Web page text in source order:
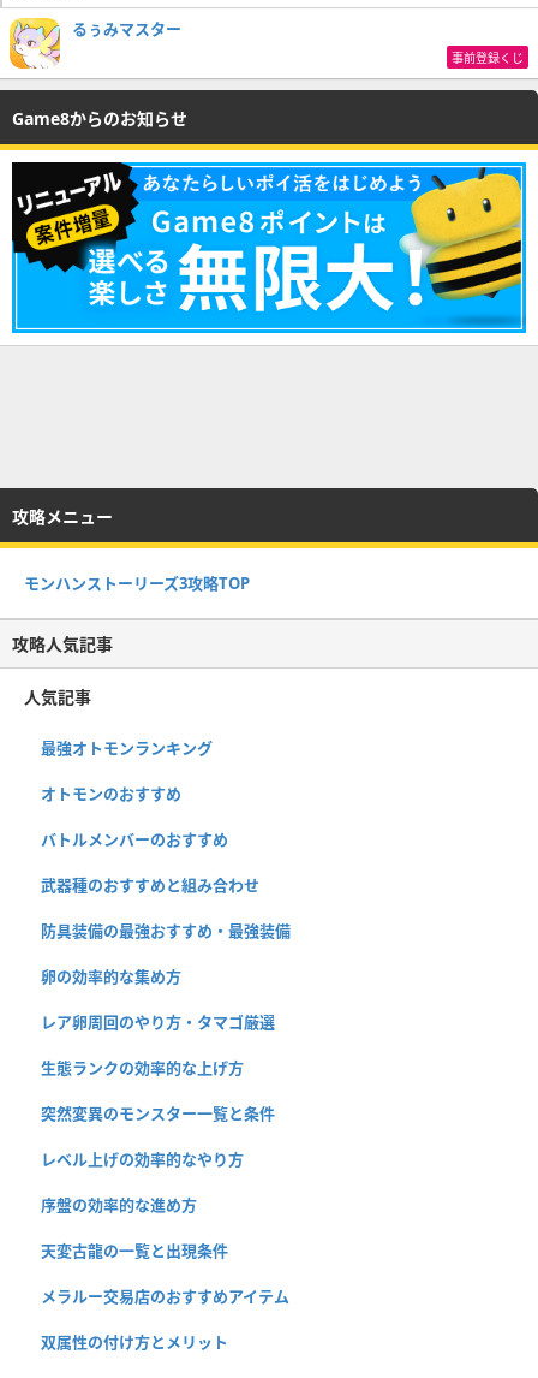
るぅみマスター
事前登録くじ
Game8からのお知らせ
攻略メニュー
モンハンストーリーズ3攻略TOP
攻略人気記事
人気記事
最強オトモンランキング
オトモンのおすすめ
バトルメンバーのおすすめ
武器種のおすすめと組み合わせ
防具装備の最強おすすめ・最強装備
卵の効率的な集め方
レア卵周回のやり方・タマゴ厳選
生態ランクの効率的な上げ方
突然変異のモンスター一覧と条件
レベル上げの効率的なやり方
序盤の効率的な進め方
天変古龍の一覧と出現条件
メラルー交易店のおすすめアイテム
双属性の付け方とメリット